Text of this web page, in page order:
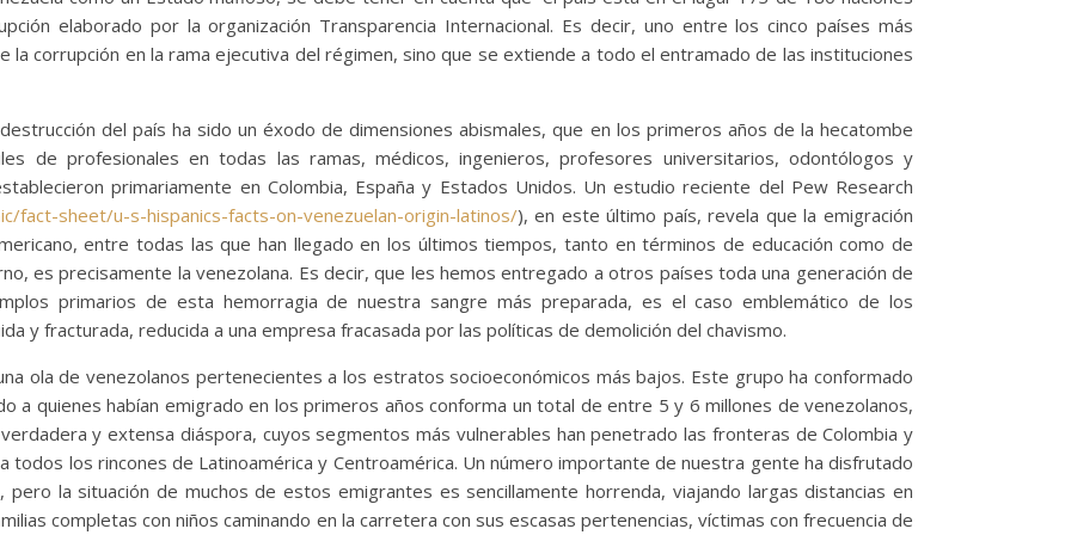
elaborado por la organización Transparencia Internacional. Es decir, uno entre los cinco países más
la corrupción en la rama ejecutiva del régimen, sino que se extiende a todo el entramado de las instituciones
del país ha sido un éxodo de dimensiones abismales, que en los primeros años de la hecatombe
de profesionales en todas las ramas, médicos, ingenieros, profesores universitarios, odontólogos y
primariamente en Colombia, España y Estados Unidos. Un estudio reciente del Pew Research
fact-sheet/u-s-hispanics-facts-on-venezuelan-origin-latinos/), en este último país, revela que la emigración
entre todas las que han llegado en los últimos tiempos, tanto en términos de educación como de
es precisamente la venezolana. Es decir, que les hemos entregado a otros países toda una generación de
primarios de esta hemorragia de nuestra sangre más preparada, es el caso emblemático de los
y fracturada, reducida a una empresa fracasada por las políticas de demolición del chavismo.
ola de venezolanos pertenecientes a los estratos socioeconómicos más bajos. Este grupo ha conformado
a quienes habían emigrado en los primeros años conforma un total de entre 5 y 6 millones de venezolanos,
y extensa diáspora, cuyos segmentos más vulnerables han penetrado las fronteras de Colombia y
todos los rincones de Latinoamérica y Centroamérica. Un número importante de nuestra gente ha disfrutado
la situación de muchos de estos emigrantes es sencillamente horrenda, viajando largas distancias en
completas con niños caminando en la carretera con sus escasas pertenencias, víctimas con frecuencia de